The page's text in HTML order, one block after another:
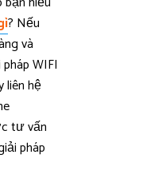
? Nếu
và
WIFI
liên hệ
tư vấn
pháp